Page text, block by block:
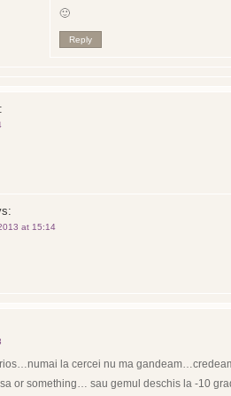
🙂
Reply
at 15:14
la cercei nu ma
or something… sau gemul deschis la -10